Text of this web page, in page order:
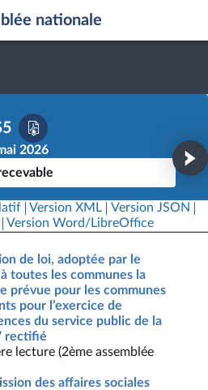
nationale
2026
Version XML
Version JSON
Version Word/LibreOffice
de loi, adoptée par le
toutes les communes la
prévue pour les communes
pour l’exercice de
du service public de la
rectifié
lecture (2ème assemblée
des affaires sociales